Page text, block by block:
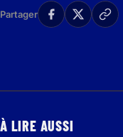
Partager
À LIRE AUSSI